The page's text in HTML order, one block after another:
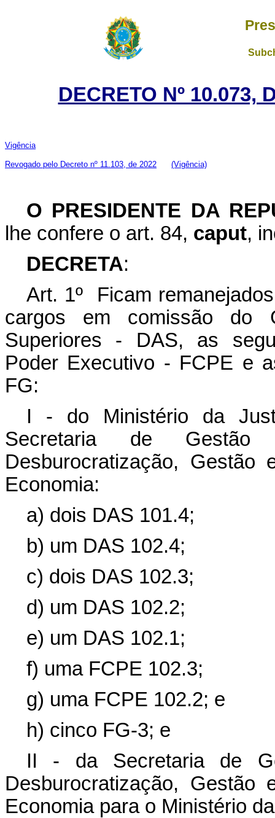
DECRETO Nº 10.073,
Vigência
Revogado pelo Decreto nº 11.103, de 2022 (Vigência)
O PRESIDENTE DA
lhe confere o art. 84, caput,
DECRETA:
Art. 1º Ficam
cargos em comissão do
Superiores - DAS, as
Poder Executivo - FCPE e
FG:
I - do Ministério da
Secretaria de
Desburocratização,
Economia:
a) dois DAS 101.4;
b) um DAS 102.4;
c) dois DAS 102.3;
d) um DAS 102.2;
e) um DAS 102.1;
f) uma FCPE 102.3;
g) uma FCPE 102.2; e
h) cinco FG-3; e
II - da Secretaria de
Desburocratização,
Economia para o Ministério